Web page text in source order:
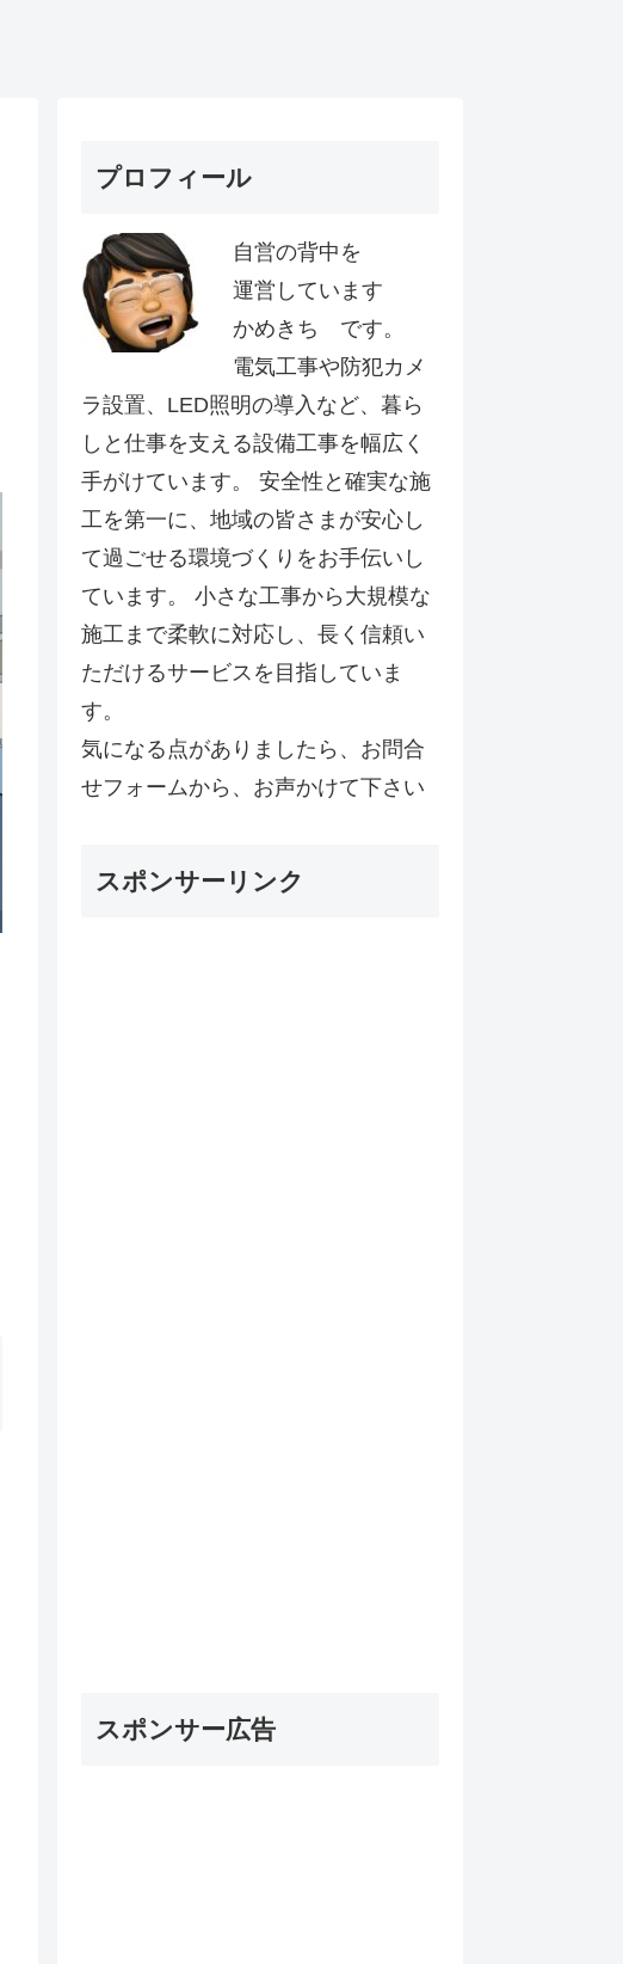
プロフィール
自営の背中を
運営しています
かめきち です。
電気工事や防犯カメ
ラ設置、LED照明の導入など、暮ら
しと仕事を支える設備工事を幅広く
手がけています。 安全性と確実な施
工を第一に、地域の皆さまが安心し
て過ごせる環境づくりをお手伝いし
ています。 小さな工事から大規模な
施工まで柔軟に対応し、長く信頼い
ただけるサービスを目指していま
す。
気になる点がありましたら、お問合
せフォームから、お声かけて下さい
スポンサーリンク
スポンサー広告